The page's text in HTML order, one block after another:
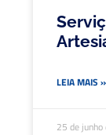
LEIA MAIS »
25 de